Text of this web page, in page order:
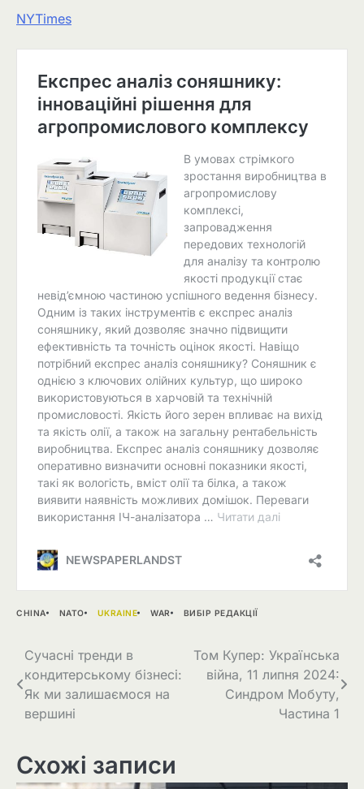
NYTimes
CHINA NATO UKRAINE WAR ВИБІР РЕДАКЦІЇ
Навігація
записів
Сучасні тренди в
кондитерському бізнесі:
Як ми залишаємося на
вершині
Том Купер: Українська
війна, 11 липня 2024:
Синдром Мобуту,
Частина 1
Схожі записи